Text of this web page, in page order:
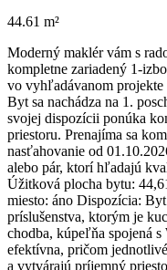
44.61 m²
Moderný maklér vám s
kompletne zariadený 1-
vo vyhľadávanom
Byt sa nachádza na 1.
svojej dispozícii ponúka
priestoru. Prenajíma sa
nasťahovanie od
alebo pár, ktorí hľadajú
Úžitková plocha bytu:
miesto: áno Dispozícia:
príslušenstva, ktorým je
chodba, kúpeľňa spojená
efektívna, pričom
a vytvárajú príjemný